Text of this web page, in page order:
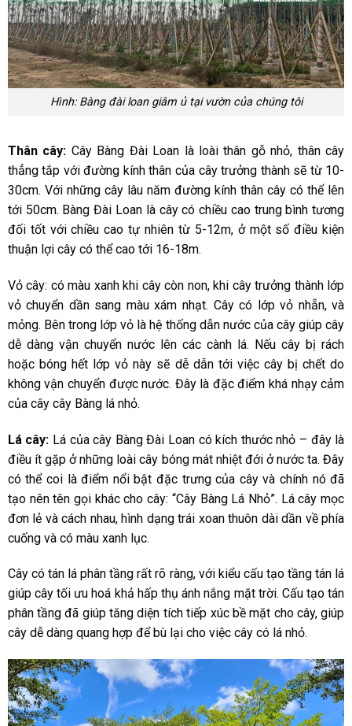
Hình: Bàng đài loan giâm ủ tại vườn của chúng tôi
Thân cây: Cây Bàng Đài Loan là loài thân gỗ nhỏ, thân cây
thẳng tắp với đường kính thân của cây trưởng thành sẽ từ 10-
30cm. Với những cây lâu năm đường kính thân cây có thể lên
tới 50cm. Bàng Đài Loan là cây có chiều cao trung bình tương
đối tốt với chiều cao tự nhiên từ 5-12m, ở một số điều kiện
thuận lợi cây có thể cao tới 16-18m.
Vỏ cây: có màu xanh khi cây còn non, khi cây trưởng thành lớp
vỏ chuyển dần sang màu xám nhạt. Cây có lớp vỏ nhẵn, và
mỏng. Bên trong lớp vỏ là hệ thống dẫn nước của cây giúp cây
dễ dàng vận chuyển nước lên các cành lá. Nếu cây bị rách
hoặc bóng hết lớp vỏ này sẽ dễ dẫn tới việc cây bị chết do
không vận chuyển được nước. Đây là đặc điểm khá nhạy cảm
của cây cây Bàng lá nhỏ.
Lá cây: Lá của cây Bàng Đài Loan có kích thước nhỏ – đây là
điều ít gặp ở những loài cây bóng mát nhiệt đới ở nước ta. Đây
có thể coi là điểm nổi bật đặc trưng của cây và chính nó đã
tạo nên tên gọi khác cho cây: “Cây Bàng Lá Nhỏ”. Lá cây mọc
đơn lẻ và cách nhau, hình dạng trái xoan thuôn dài dần về phía
cuống và có màu xanh lục.
Cây có tán lá phân tầng rất rõ ràng, với kiểu cấu tạo tầng tán lá
giúp cây tối ưu hoá khả hấp thụ ánh nắng mặt trời. Cấu tạo tán
phân tầng đã giúp tăng diện tích tiếp xúc bề mặt cho cây, giúp
cây dễ dàng quang hợp để bù lại cho việc cây có lá nhỏ.